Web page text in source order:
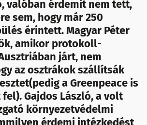
valóban érdemit nem tett,
sem, hogy már 250
érintett. Magyar Péter
amikor protokoll-
járt, nem
az osztrákok szállítsák
a Greenpeace is
Gajdos László, a volt
környezetvédelmi
érdemi intézkedést